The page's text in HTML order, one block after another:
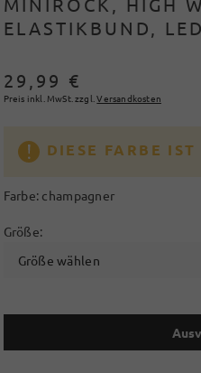
ELASTIKBUND,
29,99 €
Preis inkl. MwSt. zzgl.Versandkosten
DIESE FARBE
Farbe: champagner
Größe:
Größe wählen